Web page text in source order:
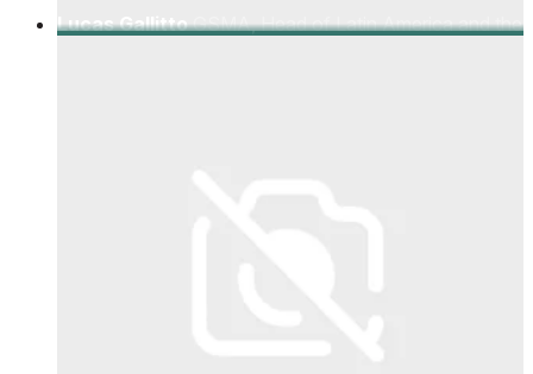
Lucas Gallitto GSMA, Head of Latin America and the